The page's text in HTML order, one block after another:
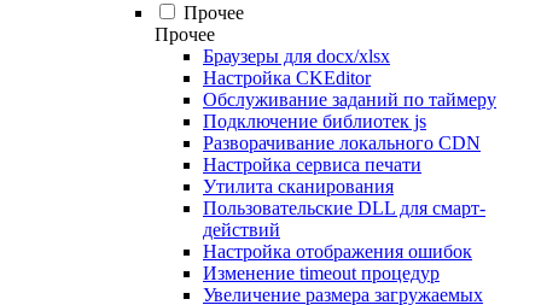
Прочее
Прочее
Браузеры для docx/xlsx
Настройка CKEditor
Обслуживание заданий по таймеру
Подключение библиотек js
Разворачивание локального CDN
Настройка сервиса печати
Утилита сканирования
Пользовательские DLL для смарт-
действий
Настройка отображения ошибок
Изменение timeout процедур
Увеличение размера загружаемых